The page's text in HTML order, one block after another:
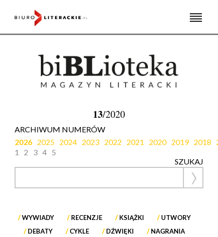
13/2020
ARCHIWUM NUMERÓW
2026 2025 2024 2023 2022 2021 2020 2019 2018
1
2 3 4 5
SZUKAJ
WYWIADY RECENZJE KSIĄŻKI
UTWORY
DEBATY
CYKLE DŹWIĘKI
NAGRANIA